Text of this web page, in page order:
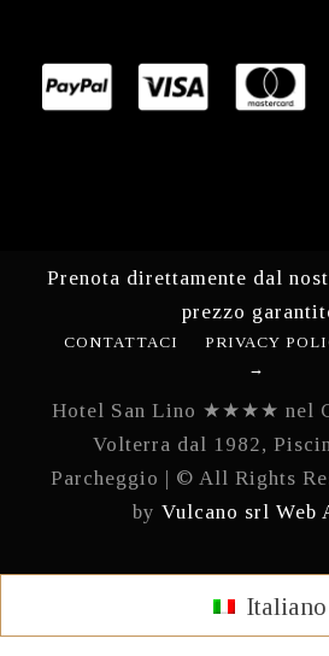
Prenota direttamente dal
prezzo
CONTATTACI PRIVACY
→
Hotel San Lino ★★★★ nel
Volterra dal 1982,
Parcheggio | © All Rights
by Vulcano srl Web
Italiano